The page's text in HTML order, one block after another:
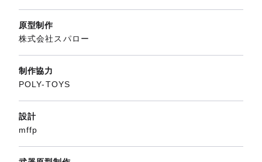
原型制作
株式会社スパロー
制作協力
POLY-TOYS
設計
mffp